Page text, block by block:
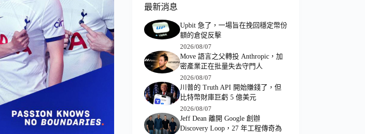
最新消息
Upbit 急了，一場旨在挽回穩定幣份
額的倉促反擊
2026/08/07
Move 語言之父轉投 Anthropic，加
密產業正在批量失去守門人
2026/08/07
川普的 Truth API 開始賺錢了，但
比特幣財庫巨虧 5 億美元
2026/08/07
Jeff Dean 離開 Google 創辦
Discovery Loop，27 年工程傳奇為